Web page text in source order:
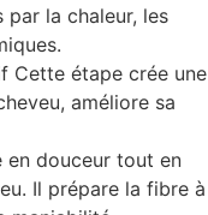
par la chaleur, les
Cette étape crée une
améliore sa
en douceur tout en
Il prépare la fibre à